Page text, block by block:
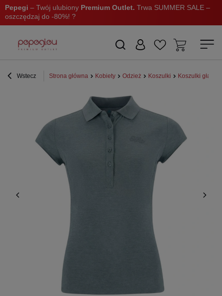
Pepegi – Twój ulubiony Premium Outlet. Trwa SUMMER SALE –
oszczędzaj do -80%! ?
Wstecz Strona główna Kobiety Odzież Koszulki Koszulki gładkie